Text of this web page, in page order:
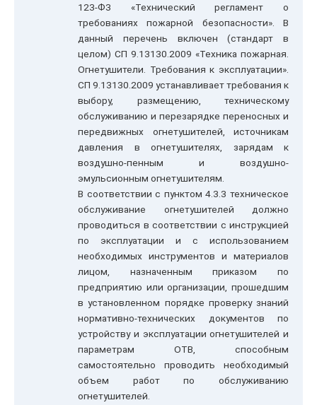
123-ФЗ «Технический регламент о
требованиях пожарной безопасности». В
данный перечень включен (стандарт в
целом) СП 9.13130.2009 «Техника пожарная.
Огнетушители. Требования к эксплуатации».
СП 9.13130.2009 устанавливает требования к
выбору, размещению, техническому
обслуживанию и перезарядке переносных и
передвижных огнетушителей, источникам
давления в огнетушителях, зарядам к
воздушно-пенным и воздушно-
эмульсионным огнетушителям.
В соответствии с пунктом 4.3.3 техническое
обслуживание огнетушителей должно
проводиться в соответствии с инструкцией
по эксплуатации и с использованием
необходимых инструментов и материалов
лицом, назначенным приказом по
предприятию или организации, прошедшим
в установленном порядке проверку знаний
нормативно-технических документов по
устройству и эксплуатации огнетушителей и
параметрам ОТВ, способным
самостоятельно проводить необходимый
объем работ по обслуживанию
огнетушителей.